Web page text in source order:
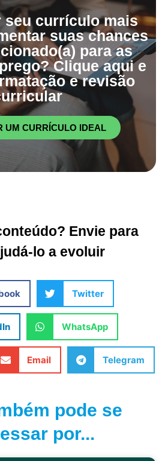
seu currículo mais
suas chances
para as
Clique aqui e
e revisão
UM CURRÍCULO IDEAL
Envie para
lo a evoluir
Twitter
WhatsApp
Email Telegram
pode se
por...